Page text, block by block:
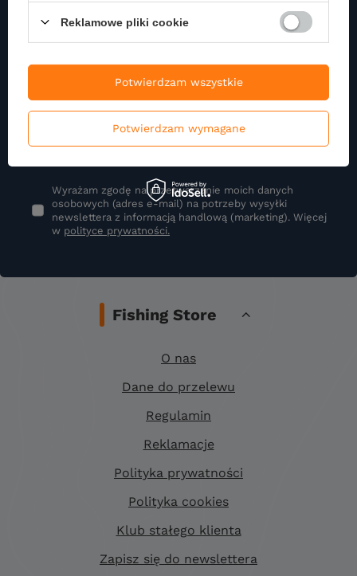
Zapisz się do newslettera i otrzymuj najnowsze informacje o naszej
ofercie
Podaj swoje imię
Wyrażam zgodę na przetwarzanie moich danych
osobowych (adres e-mail) na potrzeby wysyłki
newslettera z informacją handlową (marketing). Więcej
w polityce prywatności.
Fishing Store
O nas
Dane do przelewu
Regulamin
Reklamacje
Polityka prywatności
Polityka cookies
Klub stałego klienta
Zapisz się do newslettera
Reklamowe pliki cookie
Potwierdzam wymagane
Potwierdzam wszystkie